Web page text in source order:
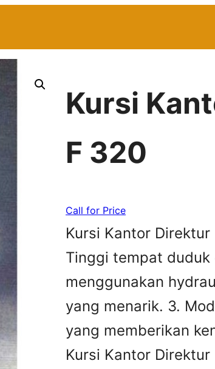
Kursi
F 320
Call for Price
Kursi Kantor
Tinggi tempat
menggunakan
yang menarik. 3.
yang memberikan
Kursi Kantor